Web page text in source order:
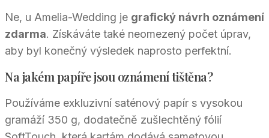
Ne, u Amelia-Wedding je grafický návrh oznámení
zdarma. Získáváte také neomezený počet úprav,
aby byl konečný výsledek naprosto perfektní.
Na jakém papíře jsou oznámení tištěna?
Používáme exkluzivní saténový papír s vysokou
gramáží 350 g, dodatečně zušlechtěný fólií